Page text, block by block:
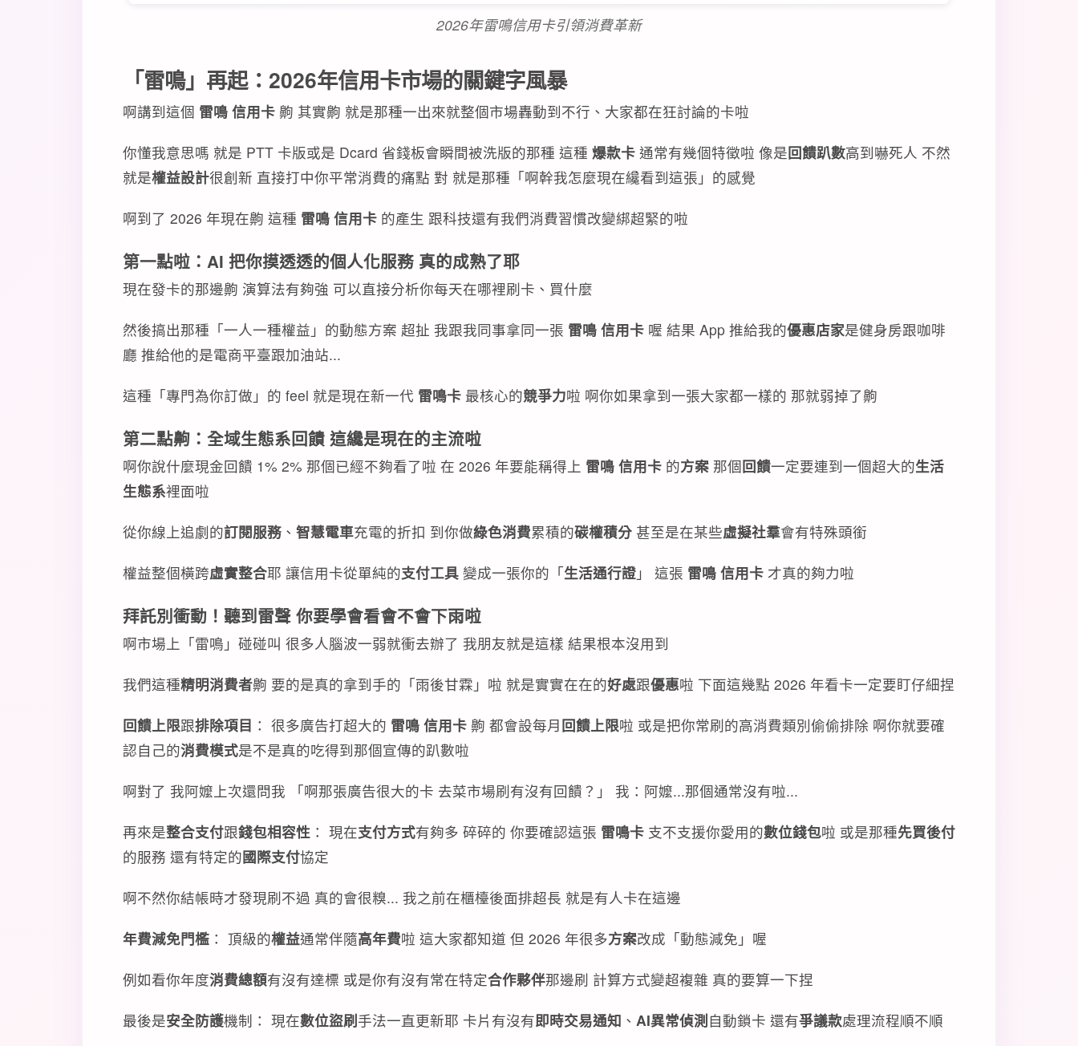
2026年雷鳴信用卡引領消費革新
「雷鳴」再起：2026年信用卡市場的關鍵字風暴
啊講到這個 雷鳴 信用卡 齁 其實齁 就是那種一出來就整個市場轟動到不行、大家都在狂討論的卡啦
你懂我意思嗎 就是 PTT 卡版或是 Dcard 省錢板會瞬間被洗版的那種 這種 爆款卡 通常有幾個特徵啦 像是回饋趴數高到嚇死人 不然
就是權益設計很創新 直接打中你平常消費的痛點 對 就是那種「啊幹我怎麼現在纔看到這張」的感覺
啊到了 2026 年現在齁 這種 雷鳴 信用卡 的產生 跟科技還有我們消費習慣改變綁超緊的啦
第一點啦：AI 把你摸透透的個人化服務 真的成熟了耶
現在發卡的那邊齁 演算法有夠強 可以直接分析你每天在哪裡刷卡、買什麼
然後搞出那種「一人一種權益」的動態方案 超扯 我跟我同事拿同一張 雷鳴 信用卡 喔 結果 App 推給我的優惠店家是健身房跟咖啡
廳 推給他的是電商平臺跟加油站...
這種「專門為你訂做」的 feel 就是現在新一代 雷鳴卡 最核心的競爭力啦 啊你如果拿到一張大家都一樣的 那就弱掉了齁
第二點齁：全域生態系回饋 這纔是現在的主流啦
啊你說什麼現金回饋 1% 2% 那個已經不夠看了啦 在 2026 年要能稱得上 雷鳴 信用卡 的方案 那個回饋一定要連到一個超大的生活
生態系裡面啦
從你線上追劇的訂閱服務 、 智慧電車充電的折扣 到你做綠色消費累積的碳權積分 甚至是在某些虛擬社羣會有特殊頭銜
權益整個橫跨虛實整合耶 讓信用卡從單純的支付工具 變成一張你的「生活通行證」 這張 雷鳴 信用卡 才真的夠力啦
拜託別衝動！聽到雷聲 你要學會看會不會下雨啦
啊市場上「雷鳴」碰碰叫 很多人腦波一弱就衝去辦了 我朋友就是這樣 結果根本沒用到
我們這種精明消費者齁 要的是真的拿到手的「雨後甘霖」啦 就是實實在在的好處跟優惠啦 下面這幾點 2026 年看卡一定要盯仔細捏
回饋上限跟排除項目 ： 很多廣告打超大的 雷鳴 信用卡 齁 都會設每月回饋上限啦 或是把你常刷的高消費類別偷偷排除 啊你就要確
認自己的消費模式是不是真的吃得到那個宣傳的趴數啦
啊對了 我阿嬤上次還問我 「啊那張廣告很大的卡 去菜市場刷有沒有回饋？」 我：阿嬤...那個通常沒有啦...
再來是整合支付跟錢包相容性 ： 現在支付方式有夠多 碎碎的 你要確認這張 雷鳴卡 支不支援你愛用的數位錢包啦 或是那種先買後付
的服務 還有特定的國際支付協定
啊不然你結帳時才發現刷不過 真的會很糗... 我之前在櫃檯後面排超長 就是有人卡在這邊
年費減免門檻 ： 頂級的權益通常伴隨高年費啦 這大家都知道 但 2026 年很多方案改成「動態減免」喔
例如看你年度消費總額有沒有達標 或是你有沒有常在特定合作夥伴那邊刷 計算方式變超複雜 真的要算一下捏
最後是安全防護機制： 現在數位盜刷手法一直更新耶 卡片有沒有即時交易通知 、 AI異常偵測自動鎖卡 還有爭議款處理流程順不順